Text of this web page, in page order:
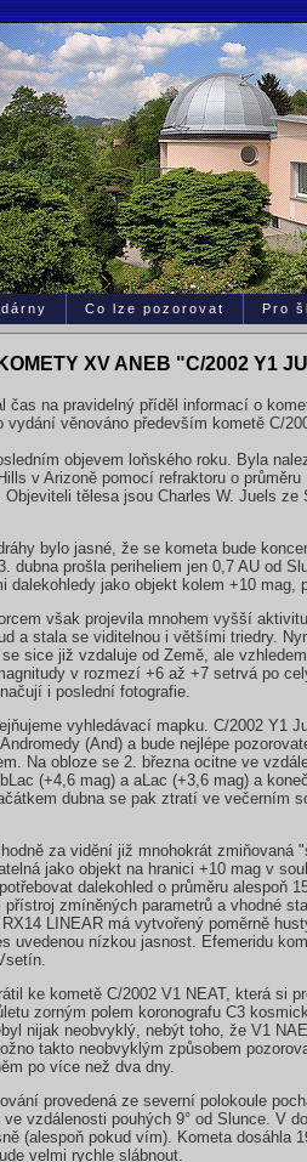
Co lze pozorovat Pro
KOMETY XV ANEB "C/2002 Y1
čas na pravidelný příděl informací o
vydání věnováno především kometě C/
objevem loňského roku. Byla
v Arizoně pomocí refraktoru o
tělesa jsou Charles W. Juels
bylo jasné, že se kometa bude
dubna prošla periheliem jen 0,7 AU od
dalekohledy jako objekt kolem +10
však projevila mnohem vyšší
a stala se viditelnou i většími triedry.
sice již vzdaluje od Země, ale
v rozmezí +6 až +7 setrvá po
i poslední fotografie.
vyhledávací mapku. C/2002 Y1
(And) a bude nejlépe
Na obloze se 2. března ocitne ve
(+4,6 mag) a aLac (+3,6 mag) a
dubna se pak ztratí ve večerním
za vidění již mnohokrát zmiňovaná
jako objekt na hranici +10 mag v
dalekohled o průměru alespoň
zmíněných parametrů a vhodné
LINEAR má vytvořený poměrně
uvedenou nízkou jasnost. Efemeridu
ke kometě C/2002 V1 NEAT, která si
zorným polem koronografu C3
nijak neobvyklý, nebýt toho, že V1
takto neobvyklým způsobem
po více než dva dny.
provedená ze severní polokoule
vzdálenosti pouhých 9° od Slunce. V
(alespoň pokud vím). Kometa
velmi rychle slábnout.